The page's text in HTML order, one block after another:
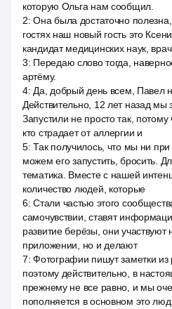
которую Ольга нам сообщил.
2:Она была достаточно полезна,
гостях наш новый гость это
кандидат медицинских наук,
3: Передаю слово тогда,
артёму.
4: Да, добрый день всем, Павел
Действительно, 12 лет назад мы
Запустили не просто так,
кто страдает от аллергии и
5:Так получилось, что мы ни при
можем его запустить, бросить.
тематика. Вместе с нашей
количество людей, которые
6:Стали частью этого
самочувствии, ставят
развитие берёзы, они
приложении, но и делают
7:Фотографии пишут заметки из
поэтому действительно, в
прежнему не все равно, и мы
пополняется в основном это